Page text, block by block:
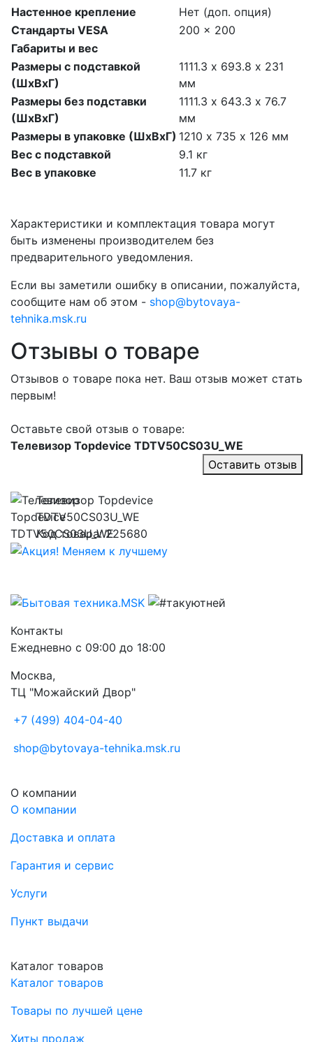
Настенное крепление
Нет (доп. опция)
Стандарты VESA
200 x 200
Габариты и вес
Размеры с подставкой
(ШхВхГ)
1111.3 х 693.8 х 231
мм
Размеры без подставки
(ШхВхГ)
1111.3 х 643.3 х 76.7
мм
Размеры в упаковке (ШхВхГ) 1210 х 735 х 126 мм
Вес с подставкой
9.1 кг
Вес в упаковке
11.7 кг
Характеристики и комплектация товара могут
быть изменены производителем без
предварительного уведомления.
Если вы заметили ошибку в описании, пожалуйста,
сообщите нам об этом - shop@bytovaya-
tehnika.msk.ru
Отзывы о товаре
Отзывов о товаре пока нет. Ваш отзыв может стать
первым!
Оставьте свой отзыв о товаре:
Телевизор Topdevice TDTV50CS03U_WE
Оставить отзыв
Телевизор Topdevice
TDTV50CS03U_WE
Код товара: 225680
Контакты
Ежедневно с 09:00 до 18:00
Москва,
ТЦ "Можайский Двор"
+7 (499) 404-04-40
shop@bytovaya-tehnika.msk.ru
О компании
О компании
Доставка и оплата
Гарантия и сервис
Услуги
Пункт выдачи
Каталог товаров
Каталог товаров
Товары по лучшей цене
Хиты продаж